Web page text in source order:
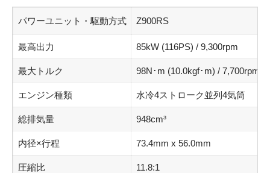
パワーユニット・駆動方式 Z900RS
最高出力 85kW (116PS) / 9,300rpm
最大トルク 98N･m (10.0kgf･m) / 7,700rpm
エンジン種類 水冷4ストローク並列4気筒
総排気量 948cm³
内径×行程 73.4mm x 56.0mm
圧縮比 11.8:1